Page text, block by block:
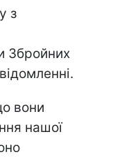
з
Збройних
вони
нашої